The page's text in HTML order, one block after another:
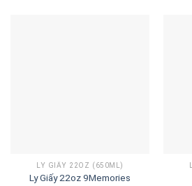
LY GIẤY 22OZ (650ML)
Ly Giấy 22oz 9Memories